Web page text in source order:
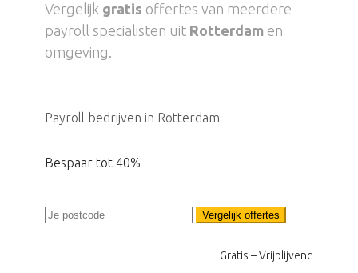
Vergelijk gratis offertes van meerdere
payroll specialisten uit Rotterdam en
omgeving.
Payroll bedrijven in Rotterdam
Bespaar tot 40%
Vergelijk offertes
Gratis – Vrijblijvend